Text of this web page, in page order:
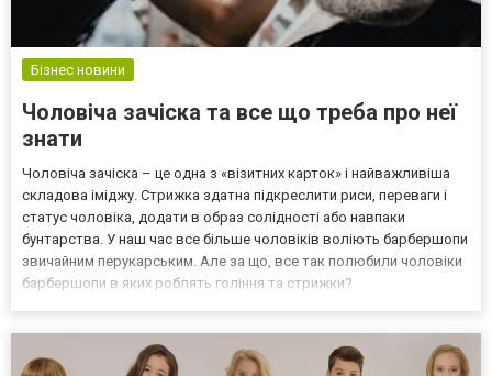
Бізнес новини
Чоловіча зачіска та все що треба про неї
знати
Чоловіча зачіска – це одна з «візитних карток» і найважливіша
складова іміджу. Стрижка здатна підкреслити риси, переваги і
статус чоловіка, додати в образ солідності або навпаки
бунтарства. У наш час все більше чоловіків воліють барбершопи
звичайним перукарським. Але за що, все так полюбили чоловіки
барбершопи в яких роблять гоління та стрижки?